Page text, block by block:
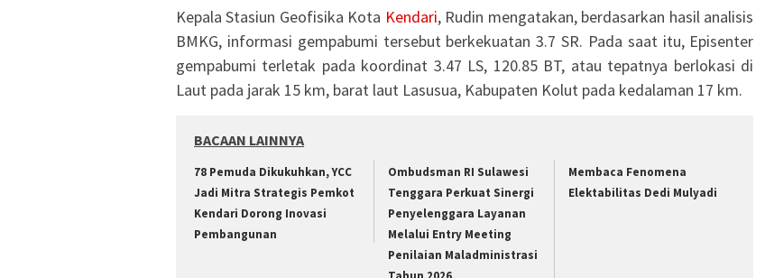
Kepala Stasiun Geofisika Kota Kendari, Rudin mengatakan, berdasarkan hasil analisis
BMKG, informasi gempabumi tersebut berkekuatan 3.7 SR. Pada saat itu, Episenter
gempabumi terletak pada koordinat 3.47 LS, 120.85 BT, atau tepatnya berlokasi di
Laut pada jarak 15 km, barat laut Lasusua, Kabupaten Kolut pada kedalaman 17 km.
BACAAN LAINNYA
78 Pemuda Dikukuhkan, YCC
Jadi Mitra Strategis Pemkot
Kendari Dorong Inovasi
Pembangunan
Ombudsman RI Sulawesi
Tenggara Perkuat Sinergi
Penyelenggara Layanan
Melalui Entry Meeting
Penilaian Maladministrasi
Membaca Fenomena
Elektabilitas Dedi Mulyadi